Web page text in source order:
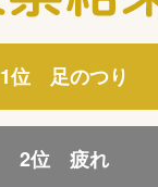
1位 足のつり
2位 疲れ